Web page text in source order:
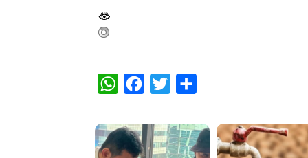
W
a
t
c
e
i
t
a
r